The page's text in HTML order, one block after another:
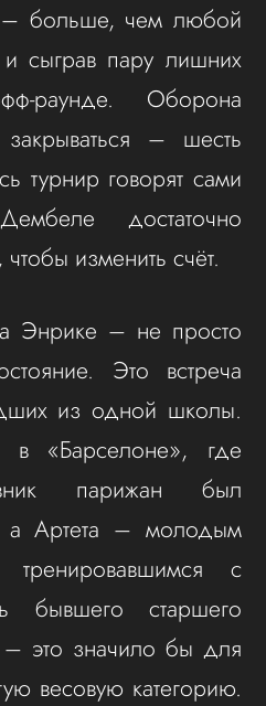
– больше, чем любой
сыграв пару лишних
раунде. Оборона
– шесть
турнир говорят сами
достаточно
изменить счёт.
Энрике – не просто
Это встреча
из одной школы.
в «Барселоне», где
парижан был
а Артета – молодым
тренировавшимся с
бывшего старшего
это значило бы для
весовую категорию.